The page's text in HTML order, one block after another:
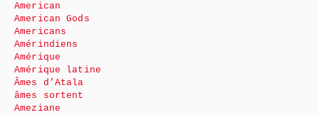
American
American Gods
Americans
Amérindiens
Amérique
Amérique latine
Âmes d’Atala
âmes sortent
Ameziane